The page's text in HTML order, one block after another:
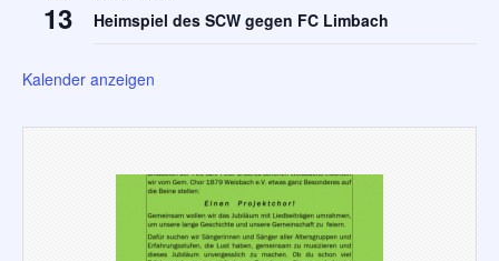
13 Heimspiel des SCW gegen FC Limbach
Kalender anzeigen